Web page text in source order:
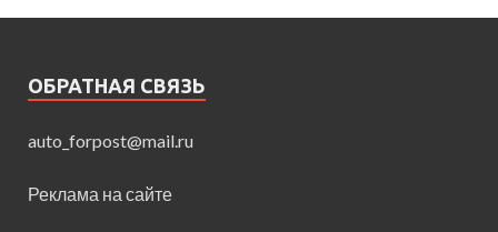
ОБРАТНАЯ СВЯЗЬ
auto_forpost@mail.ru
Реклама на сайте